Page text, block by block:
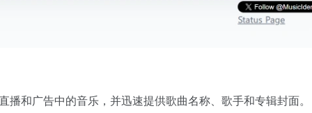
和广告中的音乐，并迅速提供歌曲名称、歌手和专辑封面。